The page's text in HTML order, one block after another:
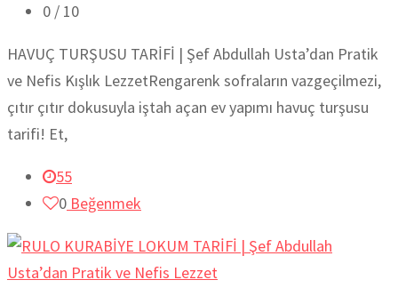
0 / 10
HAVUÇ TURŞUSU TARİFİ | Şef Abdullah Usta’dan Pratik
ve Nefis Kışlık LezzetRengarenk sofraların vazgeçilmezi,
çıtır çıtır dokusuyla iştah açan ev yapımı havuç turşusu
tarifi! Et,
55
0 Beğenmek